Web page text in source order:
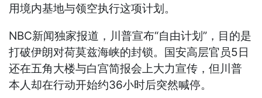
用境内基地与领空执行这项计划。
NBC新闻独家报道，川普宣布“自由计划”，目的是
打破伊朗对荷莫兹海峡的封锁。国安高层官员5日
还在五角大楼与白宫简报会上大力宣传，但川普
本人却在行动开始约36小时后突然喊停。